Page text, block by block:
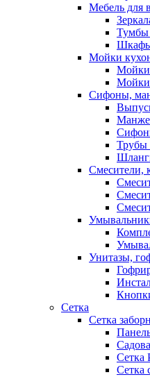
Мебель для
Тумбы
Шкафы
Мойки
Мойки
Мойки
Сифоны,
Трубы
Смесители,
Унитазы,
Сетка
Сетка
Сетка
Сетка